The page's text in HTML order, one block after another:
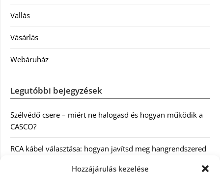
Hozzájárulás kezelése
Vallás
Vásárlás
Webáruház
Legutóbbi bejegyzések
Szélvédő csere – miért ne halogasd és hogyan működik a
CASCO?
RCA kábel választása: hogyan javítsd meg hangrendszered